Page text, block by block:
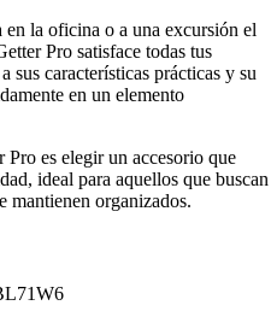
en la oficina o a una excursión el
Pro satisface todas tus
sus características prácticas y su
en un elemento
es elegir un accesorio que
ideal para aquellos que buscan
mantienen organizados.